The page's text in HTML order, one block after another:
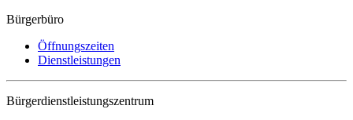
Bürgerbüro
Öffnungszeiten
Dienstleistungen
Bürgerdienstleistungszentrum